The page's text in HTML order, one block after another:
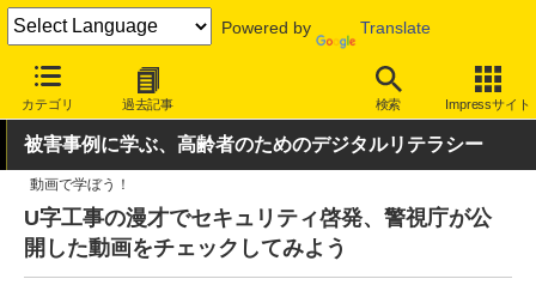
Powered by Translate
カテゴリ 過去記事 検索 Impressサイト
INTERNET Watch トピック 詐欺/フィッシング
被害事例に学ぶ、高齢者のためのデジタルリテラシー
動画で学ぼう！
U字工事の漫才でセキュリティ啓発、警視庁が公
開した動画をチェックしてみよう